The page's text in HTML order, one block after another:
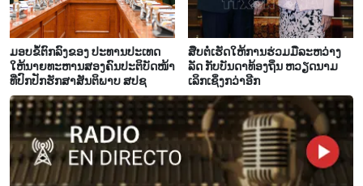
ມອບ​ຂໍ້​ຕົກ​ລົງ​ຂອງ​ ປະ​ທານ​ປະ​ເທດ
ໃຫ້​ນາຍ​ທະ​ຫານ​ສອງ​ຄົນ​ປະ​ຕິ​ບັດ​ໜ້າ​
ທີ່​ປົກ​ປັກ​ຮັກ​ສາ​ສັນ​ຕິ​ພາບ ສ​ປ​ຊ
ສືບ​ຕໍ່​ເຮັດ​ໃຫ້​ການ​ຮ່ວມມື​ລະ​ຫວ່າງ​
ລັດ ກັບ​ບັນ​ດາ​ທ້ອງ​ຖິ່ນ ຫວຽດ​ນາມ
ເລິກ​ເຊິ່ງກວ່າ​ອີກ